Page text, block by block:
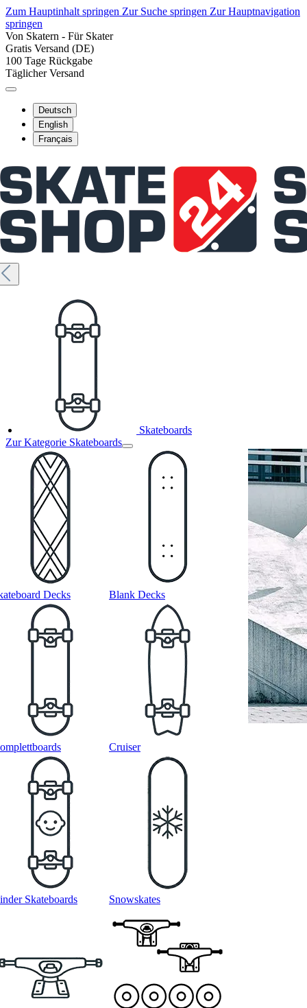
Zum Hauptinhalt springen Zur Suche springen Zur Hauptnavigation
springen
Von Skatern - Für Skater
Gratis Versand (DE)
100 Tage Rückgabe
Täglicher Versand
Deutsch
English
Français
Skateboards
Zur Kategorie Skateboards
Decks Blank Decks
Cruiser
Skateboards Snowskates